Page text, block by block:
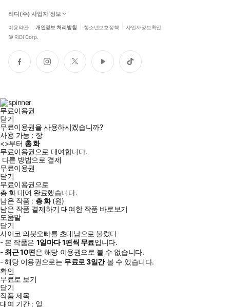
리디(주) 사업자 정보
이용약관 개인정보 처리방침 청소년보호정책 사업자정보확인
© RIDI Corp.
페
이
인
스
트
위
유
튜
틱
톡
무료이용권
닫기
무료이용권을 사용하시겠습니까?
사용 가능 : 장
<>부터 총화
무료이용권으로 대여합니다.
다른 방법으로 결제
무료이용권
닫기
무료이용권으로
총 화대여 완료했습니다.
남은 작품 : 총화(원)
남은 작품 결제하기 대여한 작품 바로보기
도움말
닫기
사이코 의붓오빠를 초대남으로 불렀다
- 본 작품은 1일마다1편씩 무료입니다.
- 최근10편은 해당 이용권으로 볼 수 없습니다.
- 해당 이용권으로는 무료로3일간볼 수 있습니다.
확인
무료로 보기
닫기
작품 제목
대여 기간 : 일